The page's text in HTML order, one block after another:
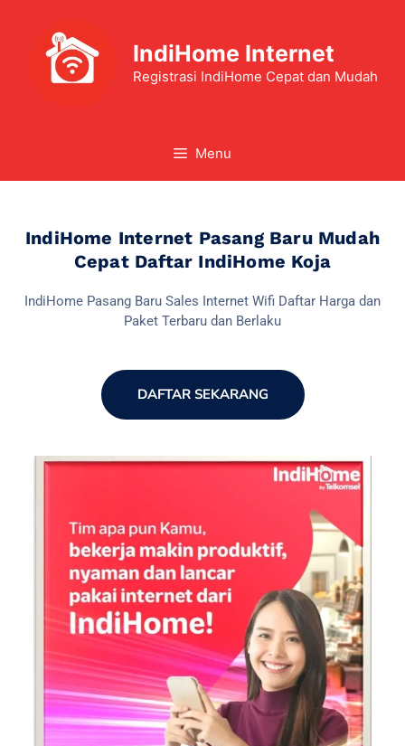
IndiHome Internet
Registrasi IndiHome Cepat dan Mudah
Menu
IndiHome Internet Pasang Baru Mudah
Cepat Daftar IndiHome Koja
IndiHome Pasang Baru Sales Internet Wifi Daftar Harga dan
Paket Terbaru dan Berlaku
DAFTAR SEKARANG